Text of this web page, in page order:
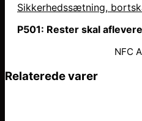
Sikkerhedssætning,
P501: Rester skal
NFC
Relaterede varer